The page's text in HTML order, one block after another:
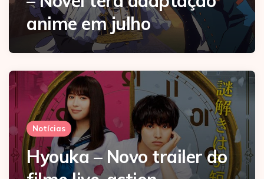
anime em julho
Notícias
Hyouka – Novo trailer do